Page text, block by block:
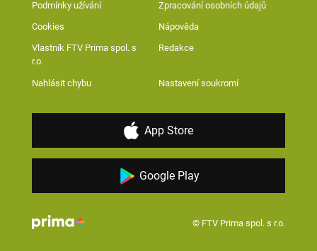
Podmínky užívání Zpracování osobních údajů
Cookies Nápověda
Vlastník FTV Prima spol. s
r.o.
Redakce
Nahlásit chybu Nastavení soukromí
App Store
Google Play
© FTV Prima spol. s r.o.